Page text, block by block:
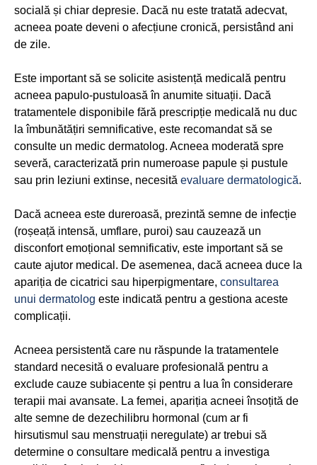
socială și chiar depresie. Dacă nu este tratată adecvat,
acneea poate deveni o afecțiune cronică, persistând ani
de zile.
Este important să se solicite asistență medicală pentru
acneea papulo-pustuloasă în anumite situații. Dacă
tratamentele disponibile fără prescripție medicală nu duc
la îmbunătățiri semnificative, este recomandat să se
consulte un medic dermatolog. Acneea moderată spre
severă, caracterizată prin numeroase papule și pustule
sau prin leziuni extinse, necesită evaluare dermatologică.
Dacă acneea este dureroasă, prezintă semne de infecție
(roșeață intensă, umflare, puroi) sau cauzează un
disconfort emoțional semnificativ, este important să se
caute ajutor medical. De asemenea, dacă acneea duce la
apariția de cicatrici sau hiperpigmentare, consultarea
unui dermatolog este indicată pentru a gestiona aceste
complicații.
Acneea persistentă care nu răspunde la tratamentele
standard necesită o evaluare profesională pentru a
exclude cauze subiacente și pentru a lua în considerare
terapii mai avansate. La femei, apariția acneei însoțită de
alte semne de dezechilibru hormonal (cum ar fi
hirsutismul sau menstruații neregulate) ar trebui să
determine o consultare medicală pentru a investiga